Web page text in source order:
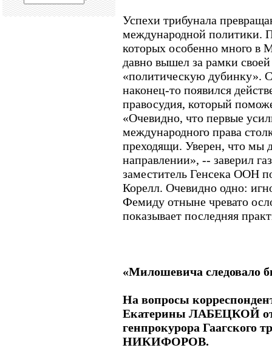
Успехи трибунала
международной политики.
которых особенно много в
давно вышел за рамки
«политическую дубинку».
наконец-то появился
правосудия, который
«Очевидно, что первые
международного права
преходящи. Уверен, что мы
направлении», -- заверил
заместитель Генсека ООН
Корелл. Очевидно одно:
Фемиду отныне чревато
показывает последняя
«Милошевича следовало
На вопросы
Екатерины ЛАБЕЦКОЙ
генпрокурора Гаагского
НИКИФОРОВ.